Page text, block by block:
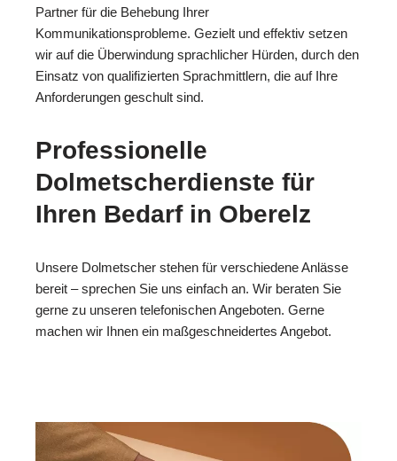
Partner für die Behebung Ihrer
Kommunikationsprobleme. Gezielt und effektiv setzen
wir auf die Überwindung sprachlicher Hürden, durch den
Einsatz von qualifizierten Sprachmittlern, die auf Ihre
Anforderungen geschult sind.
Professionelle
Dolmetscherdienste für
Ihren Bedarf in Oberelz
Unsere Dolmetscher stehen für verschiedene Anlässe
bereit – sprechen Sie uns einfach an. Wir beraten Sie
gerne zu unseren telefonischen Angeboten. Gerne
machen wir Ihnen ein maßgeschneidertes Angebot.